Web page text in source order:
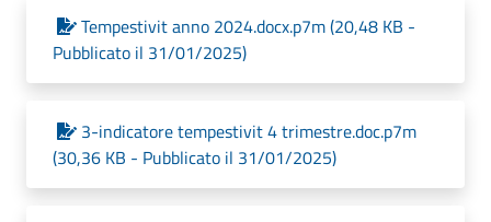
Tempestivit anno 2024.docx.p7m (20,48 KB -
Pubblicato il 31/01/2025)
3-indicatore tempestivit 4 trimestre.doc.p7m
(30,36 KB - Pubblicato il 31/01/2025)